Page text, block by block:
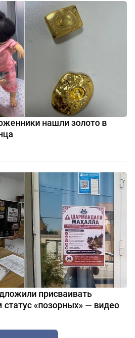
нашли золото в
присваивать
«позорных» — видео